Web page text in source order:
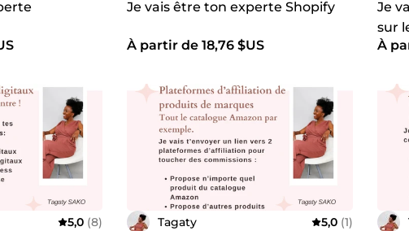
Je vais être ton experte Shopify
À partir de 18,76 $US
Je
sur
À
5,0 (8) Tagaty 5,0 (1)